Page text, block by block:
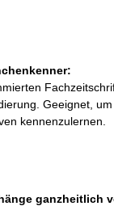
Geeignet,
kennenzulernen.
ganzheitlich